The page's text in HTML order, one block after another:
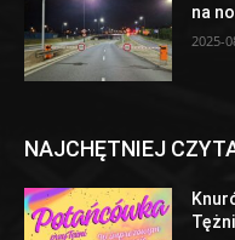
na
2025-
NAJCHĘTNIEJ